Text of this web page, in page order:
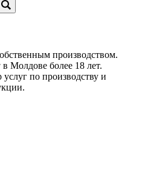
производством.
Молдове более 18 лет.
по производству и